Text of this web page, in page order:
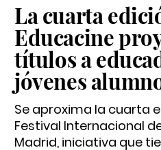
La cuarta
Educacine
títulos a
jóvenes
Se aproxima la cuarta
Festival Internacional
Madrid, iniciativa que